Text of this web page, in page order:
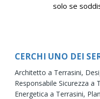
solo se
CERCHI UNO DEI
Architetto a Terrasini,
Responsabile Sicurezza a
Energetica a Terrasini,